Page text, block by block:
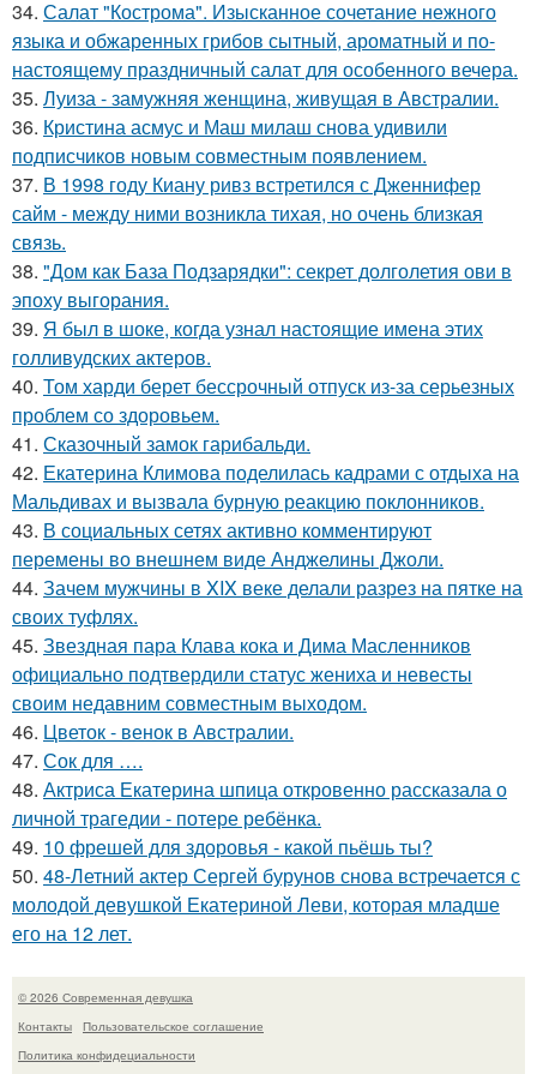
34. Салат "Кострома". Изысканное сочетание нежного
языка и обжаренных грибов сытный, ароматный и по-
настоящему праздничный салат для особенного вечера.
35. Луиза - замужняя женщина, живущая в Австралии.
36. Кристина асмус и Маш милаш снова удивили
подписчиков новым совместным появлением.
37. В 1998 году Киану ривз встретился с Дженнифер
сайм - между ними возникла тихая, но очень близкая
связь.
38. "Дом как База Подзарядки": секрет долголетия ови в
эпоху выгорания.
39. Я был в шоке, когда узнал настоящие имена этих
голливудских актеров.
40. Том харди берет бессрочный отпуск из-за серьезных
проблем со здоровьем.
41. Сказочный замок гарибальди.
42. Екатерина Климова поделилась кадрами с отдыха на
Мальдивах и вызвала бурную реакцию поклонников.
43. В социальных сетях активно комментируют
перемены во внешнем виде Анджелины Джоли.
44. Зачем мужчины в XIX веке делали разрез на пятке на
своих туфлях.
45. Звездная пара Клава кока и Дима Масленников
официально подтвердили статус жениха и невесты
своим недавним совместным выходом.
46. Цветок - венок в Австралии.
47. Сок для ….
48. Актриса Екатерина шпица откровенно рассказала о
личной трагедии - потере ребёнка.
49. 10 фрешей для здоровья - какой пьёшь ты?
50. 48-Летний актер Сергей бурунов снова встречается с
молодой девушкой Екатериной Леви, которая младше
его на 12 лет.
© 2026 Современная девушка
Контакты
Пользовательское соглашение
Политика конфидециальности